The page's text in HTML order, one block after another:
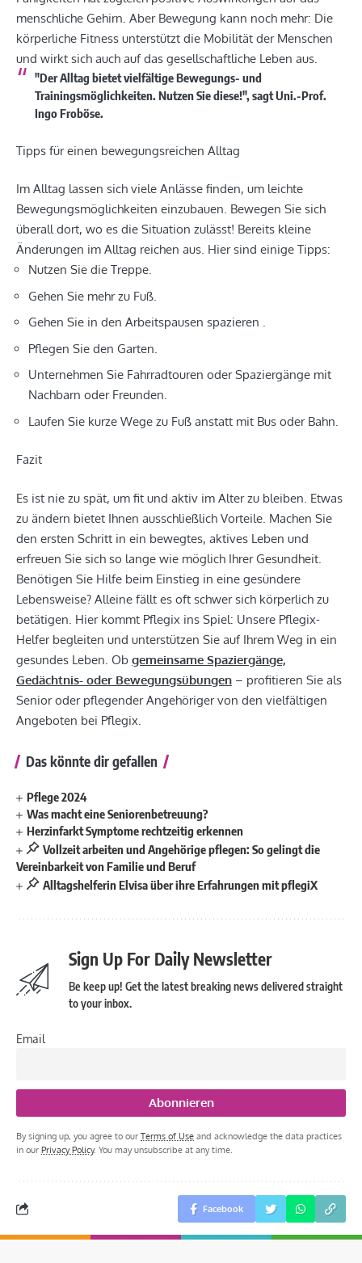
menschliche Gehirn. Aber Bewegung kann noch mehr: Die
körperliche Fitness unterstützt die Mobilität der Menschen
und wirkt sich auch auf das gesellschaftliche Leben aus.
"Der Alltag bietet vielfältige Bewegungs- und
Trainingsmöglichkeiten. Nutzen Sie diese!", sagt Uni.-Prof.
Ingo Froböse.
Tipps für einen bewegungsreichen Alltag
Im Alltag lassen sich viele Anlässe finden, um leichte
Bewegungsmöglichkeiten einzubauen. Bewegen Sie sich
überall dort, wo es die Situation zulässt! Bereits kleine
Änderungen im Alltag reichen aus. Hier sind einige Tipps:
Nutzen Sie die Treppe.
Gehen Sie mehr zu Fuß.
Gehen Sie in den Arbeitspausen spazieren .
Pflegen Sie den Garten.
Unternehmen Sie Fahrradtouren oder Spaziergänge mit
Nachbarn oder Freunden.
Laufen Sie kurze Wege zu Fuß anstatt mit Bus oder Bahn.
Fazit
Es ist nie zu spät, um fit und aktiv im Alter zu bleiben. Etwas
zu ändern bietet Ihnen ausschließlich Vorteile. Machen Sie
den ersten Schritt in ein bewegtes, aktives Leben und
erfreuen Sie sich so lange wie möglich Ihrer Gesundheit.
Benötigen Sie Hilfe beim Einstieg in eine gesündere
Lebensweise? Alleine fällt es oft schwer sich körperlich zu
betätigen. Hier kommt Pflegix ins Spiel: Unsere Pflegix-
Helfer begleiten und unterstützen Sie auf Ihrem Weg in ein
gesundes Leben. Ob gemeinsame Spaziergänge,
Gedächtnis- oder Bewegungsübungen – profitieren Sie als
Senior oder pflegender Angehöriger von den vielfältigen
Angeboten bei Pflegix.
Das könnte dir gefallen
Pflege 2024
Was macht eine Seniorenbetreuung?
Herzinfarkt Symptome rechtzeitig erkennen
Vollzeit arbeiten und Angehörige pflegen: So gelingt die
Vereinbarkeit von Familie und Beruf
Alltagshelferin Elvisa über ihre Erfahrungen mit pflegiX
Sign Up For Daily Newsletter
Be keep up! Get the latest breaking news delivered straight
to your inbox.
Email
By signing up, you agree to our Terms of Use and acknowledge the data practices
in our Privacy Policy. You may unsubscribe at any time.
Facebook